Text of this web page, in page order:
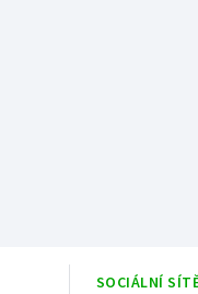
SOCIÁLNÍ